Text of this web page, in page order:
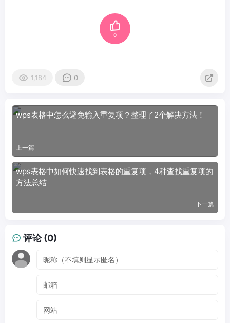
0
1,184 0
wps表格中怎么避免输入重复项？整理了2个解决方法！
上一篇
wps表格中如何快速找到表格的重复项，4种查找重复项的
方法总结
下一篇
评论 (0)